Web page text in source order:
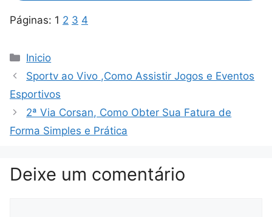
Páginas: 1 2 3 4
Categorias
Inicio
Sportv ao Vivo ,Como Assistir Jogos e Eventos
Esportivos
2ª Via Corsan, Como Obter Sua Fatura de
Forma Simples e Prática
Deixe um comentário